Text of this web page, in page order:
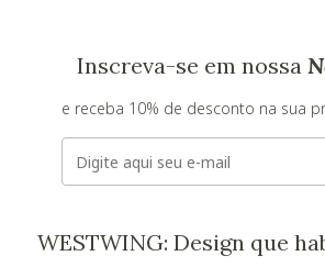
Inscreva-se em nossa
e receba 10% de desconto na sua
E-mail
WESTWING: Design que